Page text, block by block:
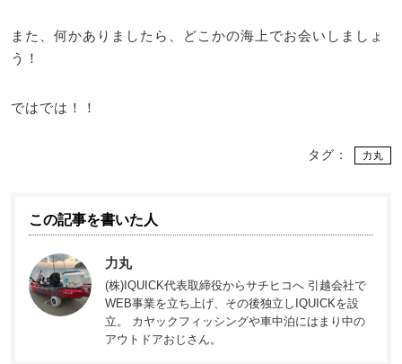
また、何かありましたら、どこかの海上でお会いしましょ
う！
ではでは！！
タグ： 力丸
この記事を書いた人
力丸
(株)IQUICK代表取締役からサチヒコへ 引越会社で
WEB事業を立ち上げ、その後独立しIQUICKを設
立。 カヤックフィッシングや車中泊にはまり中の
アウトドアおじさん。